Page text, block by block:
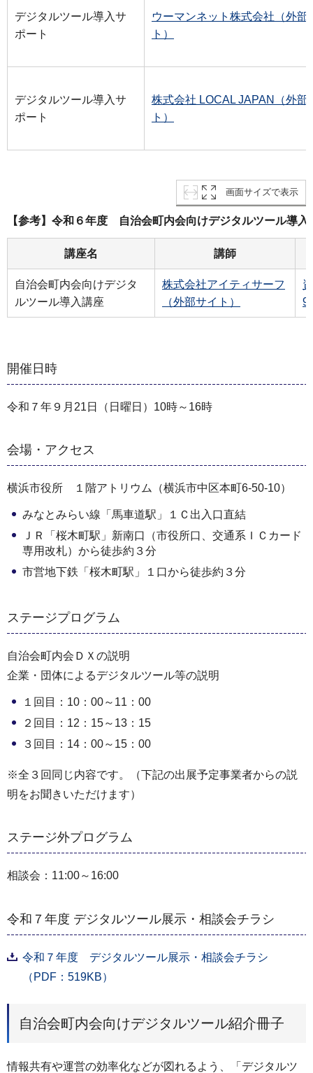
デジタルツール導入サ
ポート
ウーマンネット株式会社（外部
ト）
デジタルツール導入サ
ポート
株式会社 LOCAL JAPAN（外部
ト）
画面サイズで表示
【参考】令和６年度 自治会町内会向けデジタルツール導入
講座名 講師
自治会町内会向けデジタ
ルツール導入講座
株式会社アイティサーフ
（外部サイト）
開催日時
令和７年９月21日（日曜日）10時～16時
会場・アクセス
横浜市役所 １階アトリウム（横浜市中区本町6-50-10）
みなとみらい線「馬車道駅」１Ｃ出入口直結
ＪＲ「桜木町駅」新南口（市役所口、交通系ＩＣカード
専用改札）から徒歩約３分
市営地下鉄「桜木町駅」１口から徒歩約３分
ステージプログラム
自治会町内会ＤＸの説明
企業・団体によるデジタルツール等の説明
１回目：10：00～11：00
２回目：12：15～13：15
３回目：14：00～15：00
※全３回同じ内容です。（下記の出展予定事業者からの説
明をお聞きいただけます）
ステージ外プログラム
相談会：11:00～16:00
令和７年度 デジタルツール展示・相談会チラシ
令和７年度 デジタルツール展示・相談会チラシ
（PDF：519KB）
自治会町内会向けデジタルツール紹介冊子
情報共有や運営の効率化などが図れるよう、「デジタルツ